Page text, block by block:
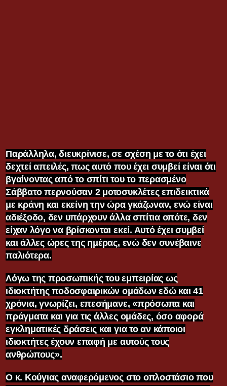
Παράλληλα, διευκρίνισε, σε σχέση με το ότι έχει
δεχτεί απειλές, πως αυτό που έχει συμβεί είναι ότι
βγαίνοντας από το σπίτι του το περασμένο
Σάββατο περνούσαν 2 μοτοσυκλέτες επιδεικτικά
με κράνη και εκείνη την ώρα γκάζωναν, ενώ είναι
αδιέξοδο, δεν υπάρχουν άλλα σπίτια οπότε, δεν
είχαν λόγο να βρίσκονται εκεί. Αυτό έχει συμβεί
και άλλες ώρες της ημέρας, ενώ δεν συνέβαινε
παλιότερα.
Λόγω της προσωπικής του εμπειρίας ως
ιδιοκτήτης ποδοσφαιρικών ομάδων εδώ και 41
χρόνια, γνωρίζει, επεσήμανε, «πρόσωπα και
πράγματα και για τις άλλες ομάδες, όσο αφορά
εγκληματικές δράσεις και για το αν κάποιοι
ιδιοκτήτες έχουν επαφή με αυτούς τους
ανθρώπους».
Ο κ. Κούγιας αναφερόμενος στο οπλοστάσιο που